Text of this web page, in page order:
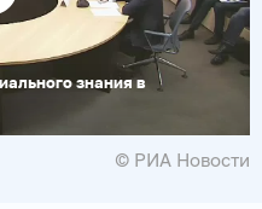
знания в
© РИА Новости